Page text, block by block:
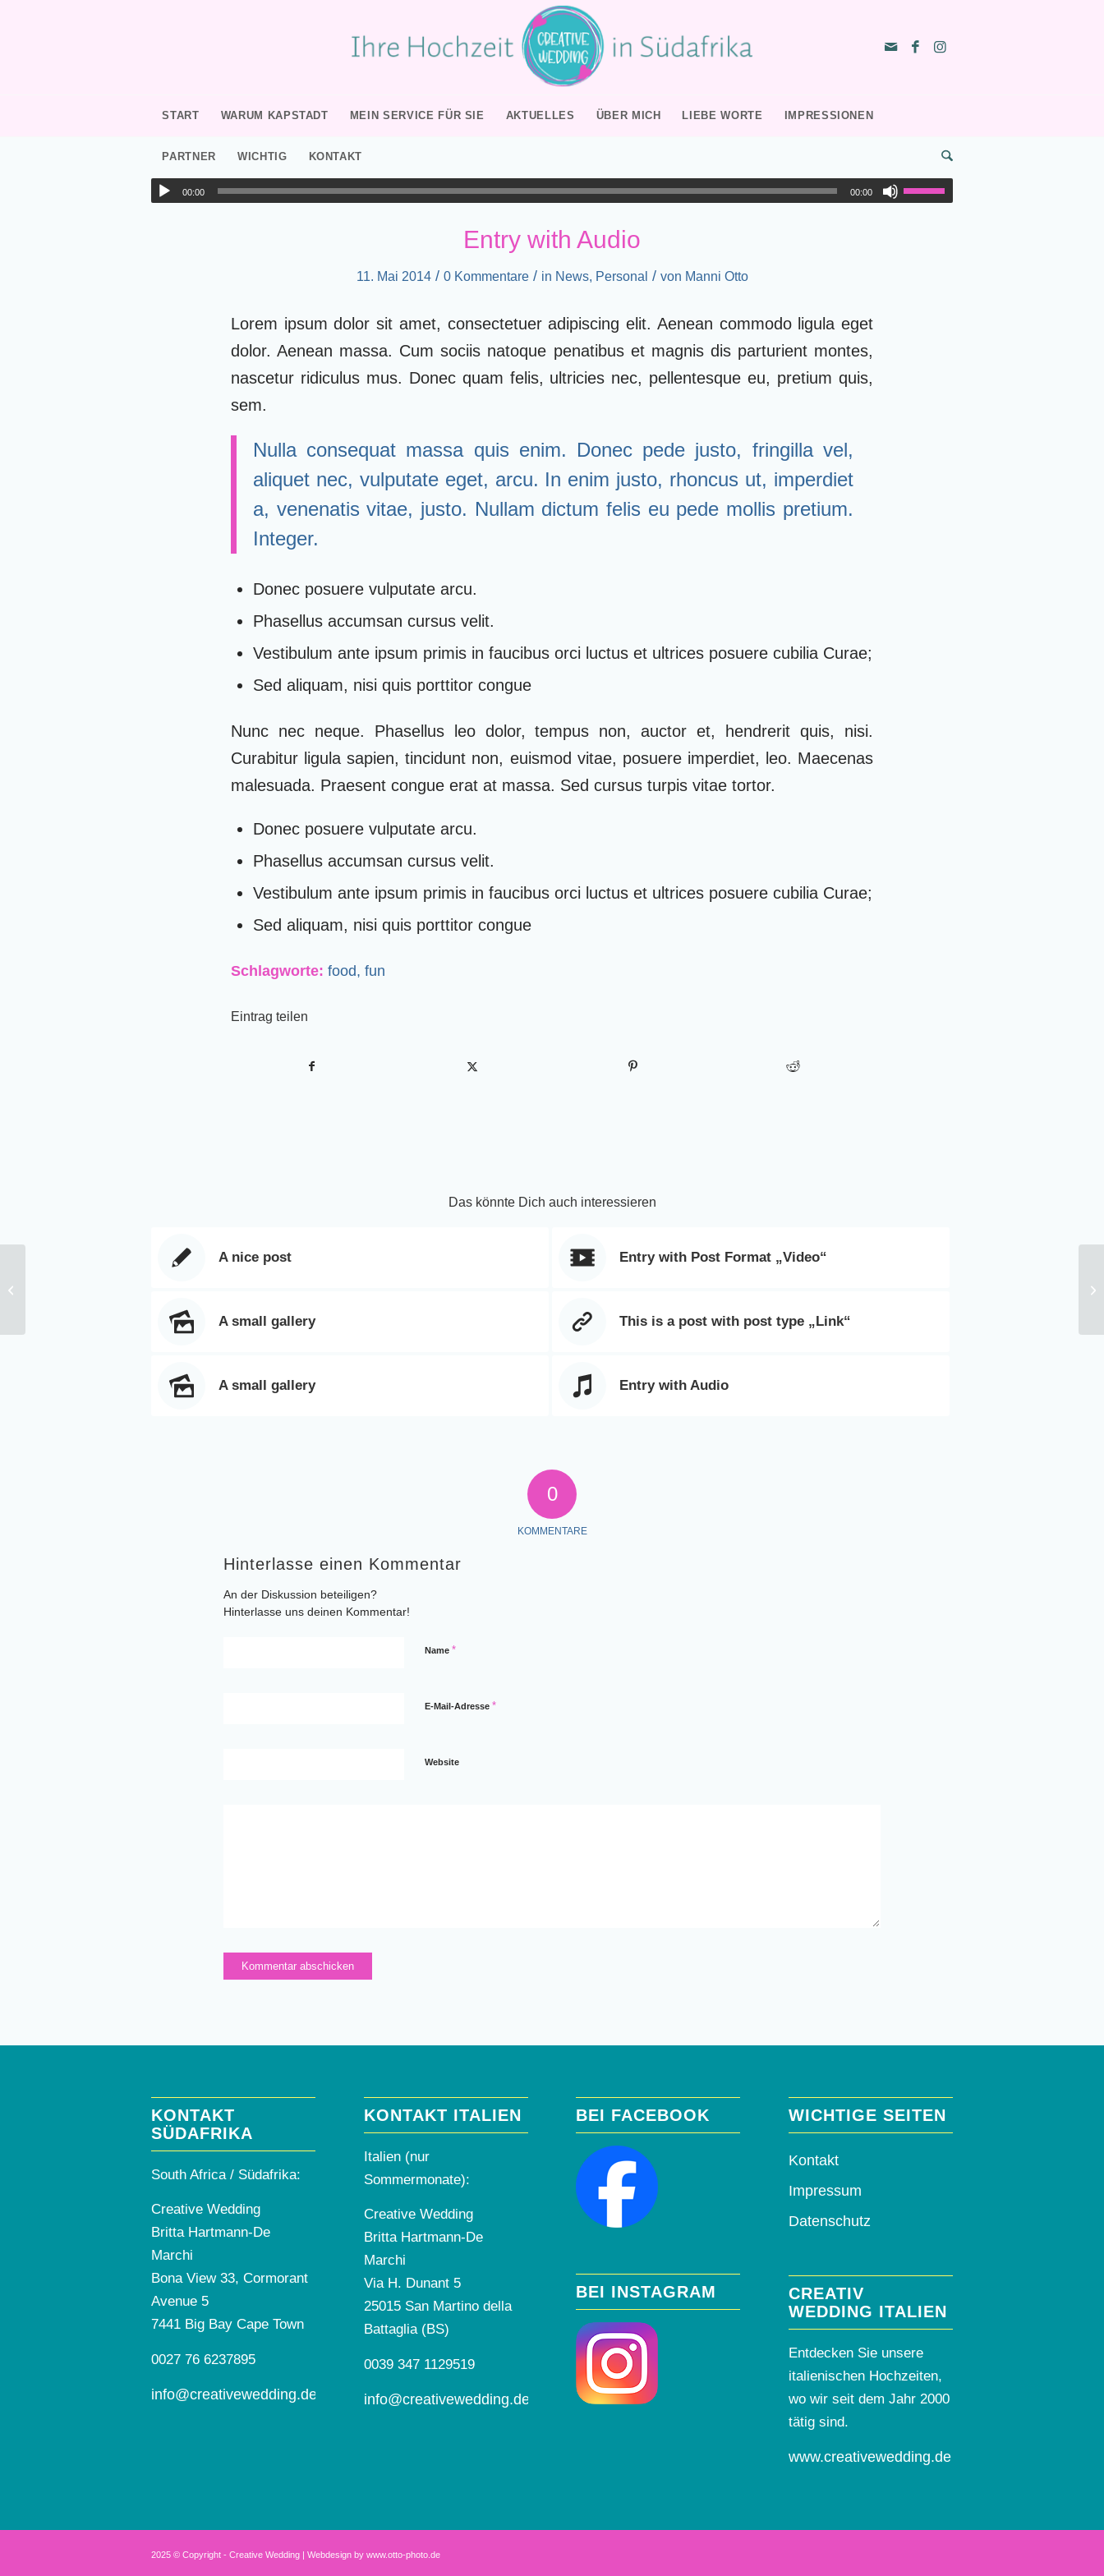
START WARUM KAPSTADT MEIN SERVICE FÜR SIE AKTUELLES ÜBER MICH LIEBE WORTE IMPRESSIONEN
PARTNER WICHTIG KONTAKT
00:00 00:00
Entry with Audio
11. Mai 2014 / 0 Kommentare / in News, Personal / von Manni Otto
Lorem ipsum dolor sit amet, consectetuer adipiscing elit. Aenean commodo ligula eget
dolor. Aenean massa. Cum sociis natoque penatibus et magnis dis parturient montes,
nascetur ridiculus mus. Donec quam felis, ultricies nec, pellentesque eu, pretium quis,
sem.
Nulla consequat massa quis enim. Donec pede justo, fringilla vel,
aliquet nec, vulputate eget, arcu. In enim justo, rhoncus ut, imperdiet
a, venenatis vitae, justo. Nullam dictum felis eu pede mollis pretium.
Integer.
Donec posuere vulputate arcu.
Phasellus accumsan cursus velit.
Vestibulum ante ipsum primis in faucibus orci luctus et ultrices posuere cubilia Curae;
Sed aliquam, nisi quis porttitor congue
Nunc nec neque. Phasellus leo dolor, tempus non, auctor et, hendrerit quis, nisi.
Curabitur ligula sapien, tincidunt non, euismod vitae, posuere imperdiet, leo. Maecenas
malesuada. Praesent congue erat at massa. Sed cursus turpis vitae tortor.
Donec posuere vulputate arcu.
Phasellus accumsan cursus velit.
Vestibulum ante ipsum primis in faucibus orci luctus et ultrices posuere cubilia Curae;
Sed aliquam, nisi quis porttitor congue
Schlagworte: food, fun
Eintrag teilen
Das könnte Dich auch interessieren
A nice post Entry with Post Format „Video“
A small gallery This is a post with post type „Link“
A small gallery Entry with Audio
0
KOMMENTARE
Hinterlasse einen Kommentar
An der Diskussion beteiligen?
Hinterlasse uns deinen Kommentar!
Name *
E-Mail-Adresse *
Website
KONTAKT
SÜDAFRIKA
South Africa / Südafrika:
Creative Wedding
Britta Hartmann-De
Marchi
Bona View 33, Cormorant
Avenue 5
7441 Big Bay Cape Town
0027 76 6237895
info@creativewedding.de
KONTAKT ITALIEN
Italien (nur
Sommermonate):
Creative Wedding
Britta Hartmann-De
Marchi
Via H. Dunant 5
25015 San Martino della
Battaglia (BS)
0039 347 1129519
info@creativewedding.de
BEI FACEBOOK
BEI INSTAGRAM
WICHTIGE SEITEN
Kontakt
Impressum
Datenschutz
CREATIV
WEDDING ITALIEN
Entdecken Sie unsere
italienischen Hochzeiten,
wo wir seit dem Jahr 2000
tätig sind.
www.creativewedding.de
2025 © Copyright - Creative Wedding | Webdesign bywww.otto-photo.de
A